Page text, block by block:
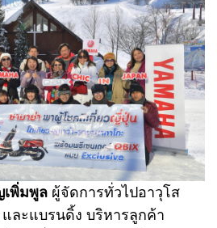
เพิ่มพูล ผู้จัดการทั่วไปอาวุโส
ละแบรนดิ้ง บริหารลูกค้า